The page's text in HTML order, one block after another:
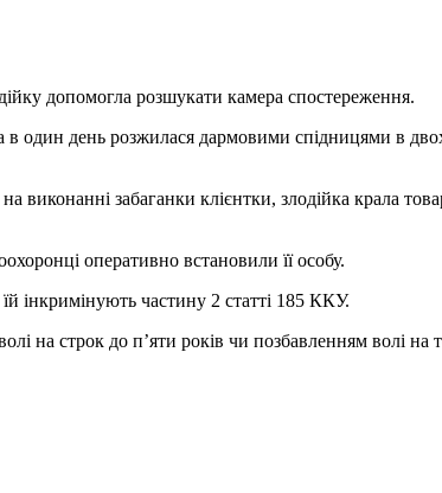
допомогла розшукати камера спостереження.
в один день розжилася дармовими спідницями в
виконанні забаганки клієнтки, злодійка крала
оперативно встановили її особу.
інкримінують частину 2 статті 185 ККУ.
на строк до п’яти років чи позбавленням волі на